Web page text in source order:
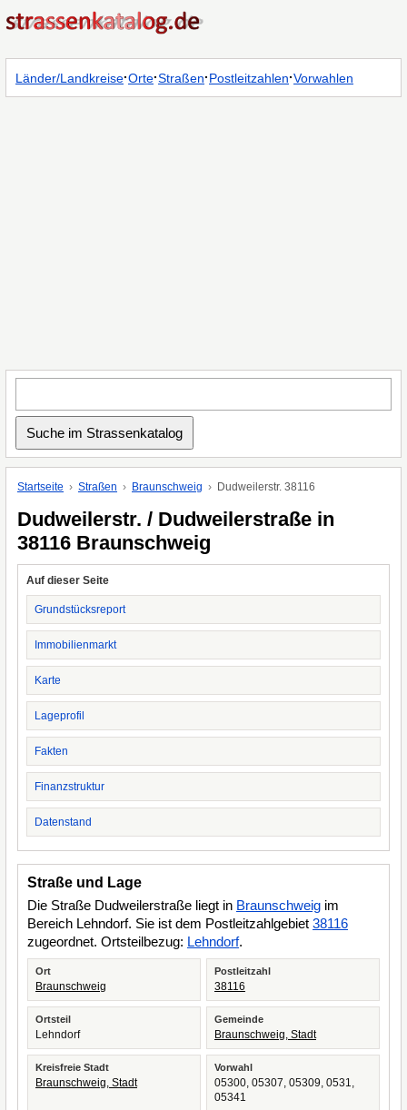
Länder/Landkreise·Orte·Straßen·Postleitzahlen·Vorwahlen
Startseite Straßen Braunschweig Dudweilerstr. 38116
Dudweilerstr. / Dudweilerstraße in
38116 Braunschweig
Auf dieser Seite
Grundstücksreport
Immobilienmarkt
Karte
Lageprofil
Fakten
Finanzstruktur
Datenstand
Straße und Lage
Die Straße Dudweilerstraße liegt in Braunschweig im
Bereich Lehndorf. Sie ist dem Postleitzahlgebiet 38116
zugeordnet. Ortsteilbezug: Lehndorf.
Ort
Braunschweig
Postleitzahl
38116
Ortsteil
Lehndorf
Gemeinde
Braunschweig, Stadt
Kreisfreie Stadt
Braunschweig, Stadt
Vorwahl
05300, 05307, 05309, 0531,
05341